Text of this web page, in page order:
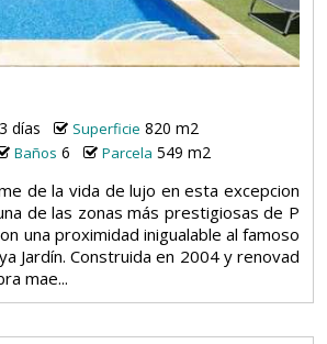
días Superficie 820 m2
Baños 6 Parcela 549 m2
de la vida de lujo en esta excepcion
de las zonas más prestigiosas de P
una proximidad inigualable al famoso
Jardín. Construida en 2004 y renovad
mae...